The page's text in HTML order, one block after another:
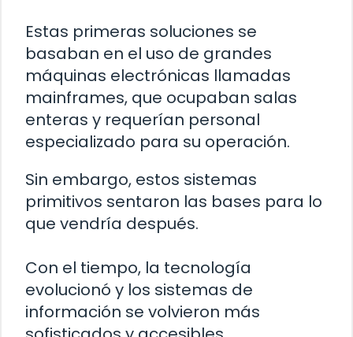
Estas primeras soluciones se
basaban en el uso de grandes
máquinas electrónicas llamadas
mainframes, que ocupaban salas
enteras y requerían personal
especializado para su operación.
Sin embargo, estos sistemas
primitivos sentaron las bases para lo
que vendría después.
Con el tiempo, la tecnología
evolucionó y los sistemas de
información se volvieron más